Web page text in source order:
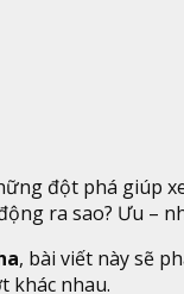
đột phá giúp
ra sao? Ưu –
, bài viết này sẽ
khác nhau.